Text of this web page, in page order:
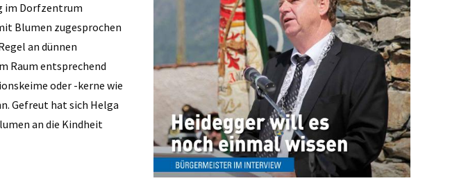
im Dorfzentrum
Blumen zugesprochen
an dünnen
Raum entsprechend
oder -kerne wie
Gefreut hat sich Helga
an die Kindheit